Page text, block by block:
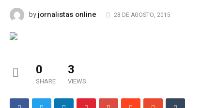
byjornalistas online 28 DE AGOSTO, 2015
0
SHARE
3
VIEWS